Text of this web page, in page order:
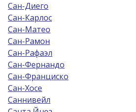
Сан-Диего
Сан-Карлос
Сан-Матео
Сан-Рамон
Сан-Рафаэл
Сан-Фернандо
Сан-Франциско
Сан-Хосе
Саннивейл